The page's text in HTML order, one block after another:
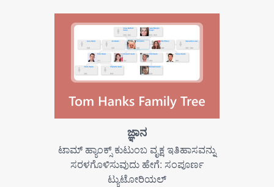
ಜ್ಞಾನ
ಟಾಮ್ ಹ್ಯಾಂಕ್ಸ್ ಕುಟುಂಬ ವೃಕ್ಷ ಇತಿಹಾಸವನ್ನು
ಸರಳಗೊಳಿಸುವುದು ಹೇಗೆ: ಸಂಪೂರ್ಣ
ಟ್ಯುಟೋರಿಯಲ್